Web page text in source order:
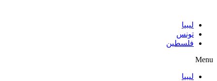
contentليبيا
تونس
فلسطين
Menu
ليبيا